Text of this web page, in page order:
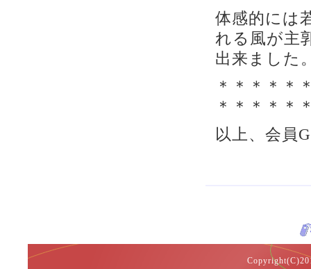
体感的には
れる風が主
出来ました
＊＊＊＊＊
＊＊＊＊＊
以上、会員